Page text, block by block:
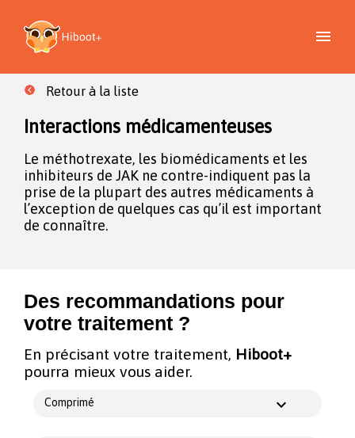
Retour à la liste
Interactions médicamenteuses
Le méthotrexate, les biomédicaments et les
inhibiteurs de JAK ne contre-indiquent pas la
prise de la plupart des autres médicaments à
l’exception de quelques cas qu’il est important
de connaître.
Des recommandations pour
votre traitement ?
En précisant votre traitement, Hiboot+
pourra mieux vous aider.
Comprimé